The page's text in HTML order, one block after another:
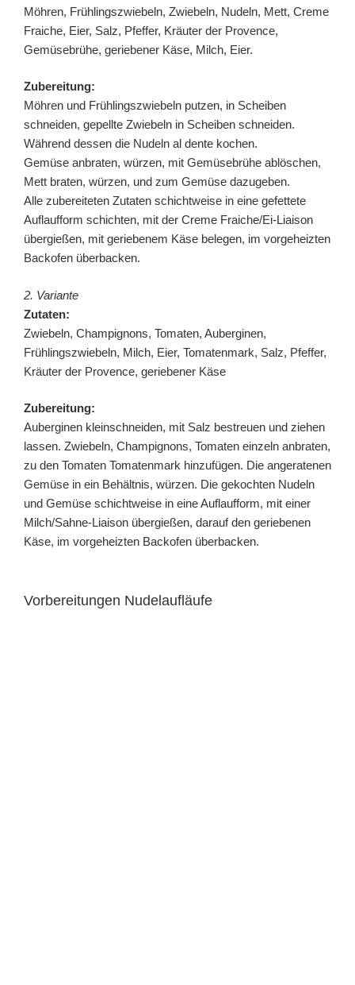
Möhren, Frühlingszwiebeln, Zwiebeln, Nudeln, Mett, Creme
Fraiche, Eier, Salz, Pfeffer, Kräuter der Provence,
Gemüsebrühe, geriebener Käse, Milch, Eier.
Zubereitung:
Möhren und Frühlingszwiebeln putzen, in Scheiben
schneiden, gepellte Zwiebeln in Scheiben schneiden.
Während dessen die Nudeln al dente kochen.
Gemüse anbraten, würzen, mit Gemüsebrühe ablöschen,
Mett braten, würzen, und zum Gemüse dazugeben.
Alle zubereiteten Zutaten schichtweise in eine gefettete
Auflaufform schichten, mit der Creme Fraiche/Ei-Liaison
übergießen, mit geriebenem Käse belegen, im vorgeheizten
Backofen überbacken.
2. Variante
Zutaten:
Zwiebeln, Champignons, Tomaten, Auberginen,
Frühlingszwiebeln, Milch, Eier, Tomatenmark, Salz, Pfeffer,
Kräuter der Provence, geriebener Käse
Zubereitung:
Auberginen kleinschneiden, mit Salz bestreuen und ziehen
lassen. Zwiebeln, Champignons, Tomaten einzeln anbraten,
zu den Tomaten Tomatenmark hinzufügen. Die angeratenen
Gemüse in ein Behältnis, würzen. Die gekochten Nudeln
und Gemüse schichtweise in eine Auflaufform, mit einer
Milch/Sahne-Liaison übergießen, darauf den geriebenen
Käse, im vorgeheizten Backofen überbacken.
Vorbereitungen Nudelaufläufe